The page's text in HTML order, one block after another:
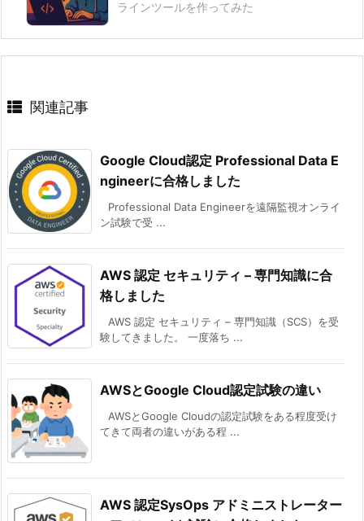
ラインツールを作ってみた
関連記事
Google Cloud認定 Professional Data E
ngineerに合格しました
Professional Data Engineerを遠隔監視オンライ
ン試験で受 ...
AWS 認定 セキュリティ – 専門知識に合
格しました
AWS 認定 セキュリティ – 専門知識（SCS）を受
験してきました。 一度落ち ...
AWSとGoogle Cloud認定試験の違い
AWSとGoogle Cloudの認定試験をある程度受け
てきて両者の違いがある程 ...
AWS 認定SysOps アドミニストレーター